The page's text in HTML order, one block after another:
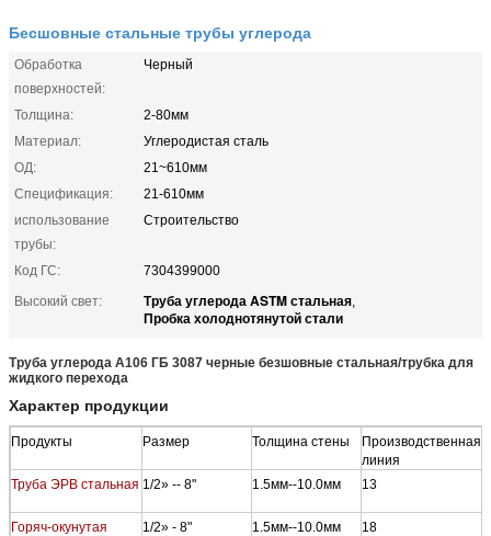
Бесшовные стальные трубы углерода
Обработка
поверхностей:
Черный
Толщина:
2-80мм
Материал:
Углеродистая сталь
ОД:
21~610мм
Спецификация:
21-610мм
использование
трубы:
Строительство
Код ГС:
7304399000
Высокий свет:
Труба углерода ASTM стальная,
Пробка холоднотянутой стали
Труба углерода А106 ГБ 3087 черные безшовные стальная/трубка для
жидкого перехода
Характер продукции
Продукты Размер Толщина стены
Производственная
линия
Труба ЭРВ стальная 1/2» -- 8" 1.5мм--10.0мм 13
Горяч-окунутая
1/2» - 8" 1.5мм--10.0мм 18